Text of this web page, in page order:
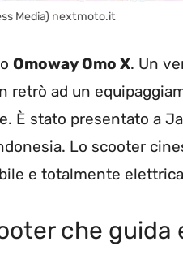
Media) nextmoto.it
Omoway Omo X. Un
retrò ad un
È stato presentato a
Lo scooter
e totalmente
che